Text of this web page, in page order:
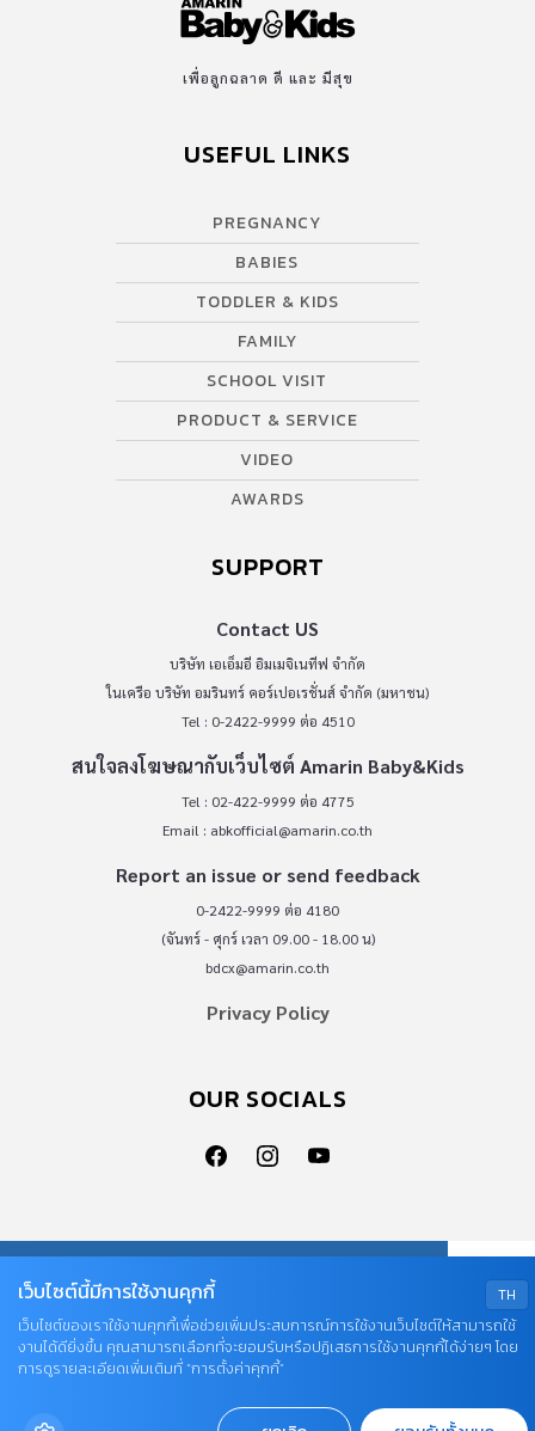
เพื่อลูกฉลาด ดี และ มีสุข
USEFUL LINKS
PREGNANCY
BABIES
TODDLER & KIDS
FAMILY
SCHOOL VISIT
PRODUCT & SERVICE
VIDEO
AWARDS
SUPPORT
Contact US
บริษัท เอเอ็มอี อิมเมจิเนทีฟ จำกัด
ในเครือ บริษัท อมรินทร์ คอร์เปอเรชั่นส์ จำกัด (มหาชน)
Tel : 0-2422-9999 ต่อ 4510
สนใจลงโฆษณากับเว็บไซต์ Amarin Baby&Kids
Tel : 02-422-9999 ต่อ 4775
Email : abkofficial@amarin.co.th
Report an issue or send feedback
0-2422-9999 ต่อ 4180
(จันทร์ - ศุกร์ เวลา 09.00 - 18.00 น)
bdcx@amarin.co.th
Privacy Policy
OUR SOCIALS
AME IMAGINATIVE COMPANY LIMITED.
TH
เว็บไซต์นี้มีการใช้งานคุกกี้
เว็บไซต์ของเราใช้งานคุกกี้เพื่อช่วยเพิ่มประสบการณ์การใช้งานเว็บไซต์ให้สามารถใช้
งานได้ดียิ่งขึ้น คุณสามารถเลือกที่จะยอมรับหรือปฏิเสธการใช้งานคุกกี้ได้ง่ายๆ โดย
การดูรายละเอียดเพิ่มเติมที่ “การตั้งค่าคุกกี้”